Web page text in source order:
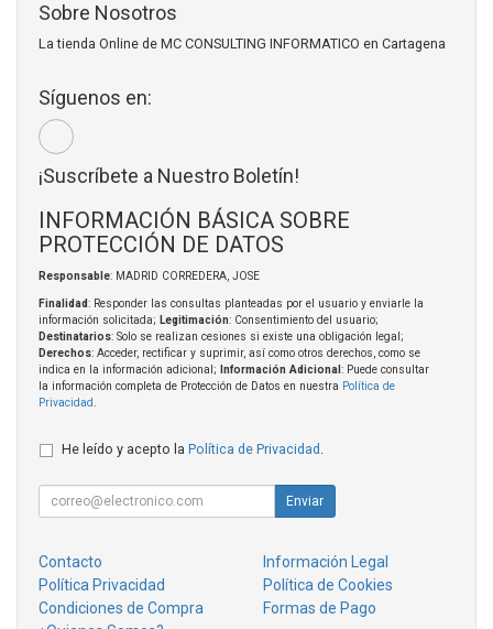
Sobre Nosotros
La tienda Online de MC CONSULTING INFORMATICO en Cartagena
Síguenos en:
¡Suscríbete a Nuestro Boletín!
INFORMACIÓN BÁSICA SOBRE
PROTECCIÓN DE DATOS
Responsable: MADRID CORREDERA, JOSE
Finalidad: Responder las consultas planteadas por el usuario y enviarle la
información solicitada; Legitimación: Consentimiento del usuario;
Destinatarios: Solo se realizan cesiones si existe una obligación legal;
Derechos: Acceder, rectificar y suprimir, así como otros derechos, como se
indica en la información adicional;
Información Adicional : Puede consultar
la información completa de Protección de Datos en nuestra Política de
Privacidad
He leído y acepto la Política de Privacidad .
Enviar
Contacto
Información Legal
Política Privacidad
Política de Cookies
Condiciones de Compra
Formas de Pago